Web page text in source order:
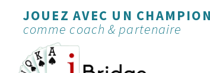
JOUEZ AVEC UN
comme coach & partenaire